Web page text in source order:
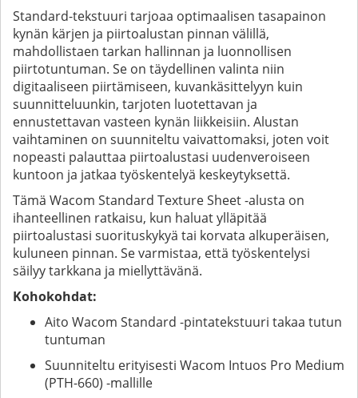
Standard-tekstuuri tarjoaa optimaalisen tasapainon
kynän kärjen ja piirtoalustan pinnan välillä,
mahdollistaen tarkan hallinnan ja luonnollisen
piirtotuntuman. Se on täydellinen valinta niin
digitaaliseen piirtämiseen, kuvankäsittelyyn kuin
suunnitteluunkin, tarjoten luotettavan ja
ennustettavan vasteen kynän liikkeisiin. Alustan
vaihtaminen on suunniteltu vaivattomaksi, joten voit
nopeasti palauttaa piirtoalustasi uudenveroiseen
kuntoon ja jatkaa työskentelyä keskeytyksettä.
Tämä Wacom Standard Texture Sheet -alusta on
ihanteellinen ratkaisu, kun haluat ylläpitää
piirtoalustasi suorituskykyä tai korvata alkuperäisen,
kuluneen pinnan. Se varmistaa, että työskentelysi
säilyy tarkkana ja miellyttävänä.
Kohokohdat:
Aito Wacom Standard -pintatekstuuri takaa tutun
tuntuman
Suunniteltu erityisesti Wacom Intuos Pro Medium
(PTH-660) -mallille